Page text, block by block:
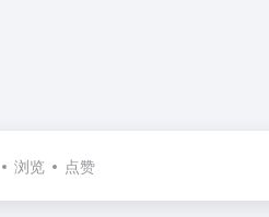
浏览 点赞